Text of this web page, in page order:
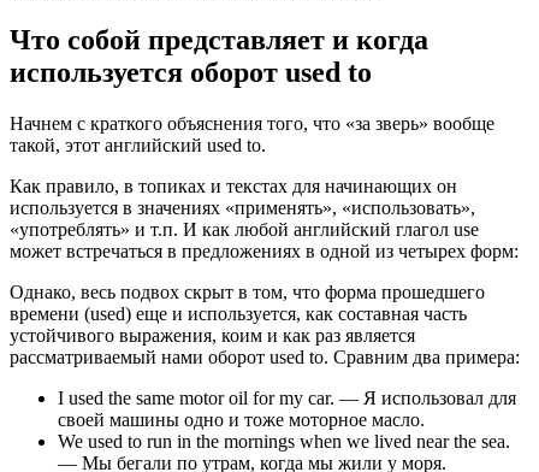
Что собой представляет и когда
используется оборот used to
Начнем с краткого объяснения того, что «за зверь» вообще
такой, этот английский used to.
Как правило, в топиках и текстах для начинающих он
используется в значениях «применять», «использовать»,
«употреблять» и т.п. И как любой английский глагол use
может встречаться в предложениях в одной из четырех форм:
Однако, весь подвох скрыт в том, что форма прошедшего
времени (used) еще и используется, как составная часть
устойчивого выражения, коим и как раз является
рассматриваемый нами оборот used to. Сравним два примера:
I used the same motor oil for my car. — Я использовал для
своей машины одно и тоже моторное масло.
We used to run in the mornings when we lived near the sea.
— Мы бегали по утрам, когда мы жили у моря.